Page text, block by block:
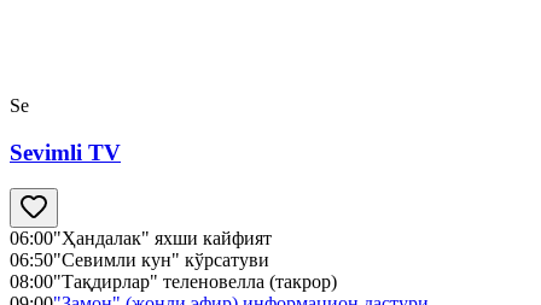
Se
Sevimli TV
06:00"Ҳандалак" яхши кайфият
06:50"Севимли кун" кўрсатуви
08:00"Тақдирлар" теленовелла (такрор)